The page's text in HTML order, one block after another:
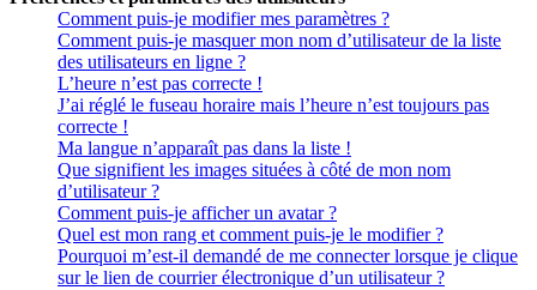
Comment puis-je modifier mes paramètres ?
Comment puis-je masquer mon nom d’utilisateur de la liste
des utilisateurs en ligne ?
L’heure n’est pas correcte !
J’ai réglé le fuseau horaire mais l’heure n’est toujours pas
correcte !
Ma langue n’apparaît pas dans la liste !
Que signifient les images situées à côté de mon nom
d’utilisateur ?
Comment puis-je afficher un avatar ?
Quel est mon rang et comment puis-je le modifier ?
Pourquoi m’est-il demandé de me connecter lorsque je clique
sur le lien de courrier électronique d’un utilisateur ?